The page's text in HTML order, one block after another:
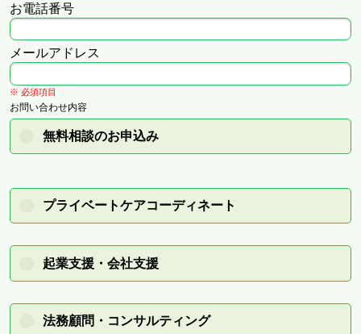
お電話番号
メールアドレス
※ 必須項目
お問い合わせ内容
無料相談のお申込み
プライベートケアコーディネート
起業支援・会社支援
法務顧問・コンサルティング